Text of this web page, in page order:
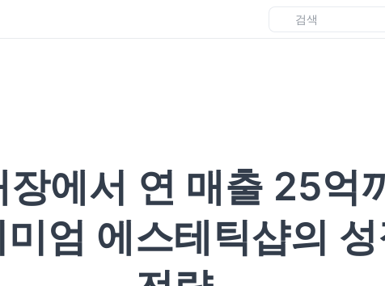
에서 연 매출 25억
엄 에스테틱샵의